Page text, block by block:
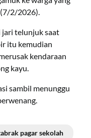
(7/2/2026).
jari telunjuk saat
itu kemudian
kendaraan
kayu.
sambil menunggu
pagar sekolah